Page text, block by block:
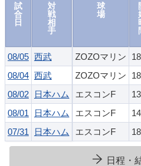
試
合
日
対
戦
相
手
08/05 西武
08/04 西武
08/02
日本ハム
08/01
日本ハム
07/31
日本ハム
球
場
ZOZOマリン
ZOZOマリン
エスコンF
エスコンF
エスコンF
日程・